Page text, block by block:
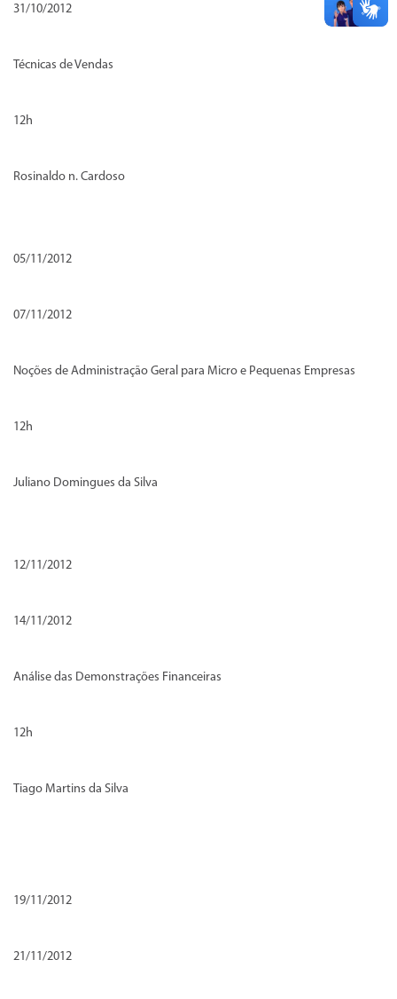
31/10/2012
Técnicas de Vendas
12h
Rosinaldo n. Cardoso
05/11/2012
07/11/2012
Noções de Administração Geral para Micro e Pequenas Empresas
12h
Juliano Domingues da Silva
12/11/2012
14/11/2012
Análise das Demonstrações Financeiras
12h
Tiago Martins da Silva
19/11/2012
21/11/2012